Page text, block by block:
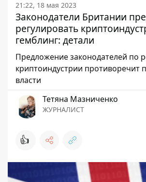
21:22, 18 мая 2023
Законодатели Британии
регулировать
гемблинг: детали
Предложение законодателей по
криптоиндустрии противоречит
власти
Тетяна Мазниченко
ЖУРНАЛИСТ
👍